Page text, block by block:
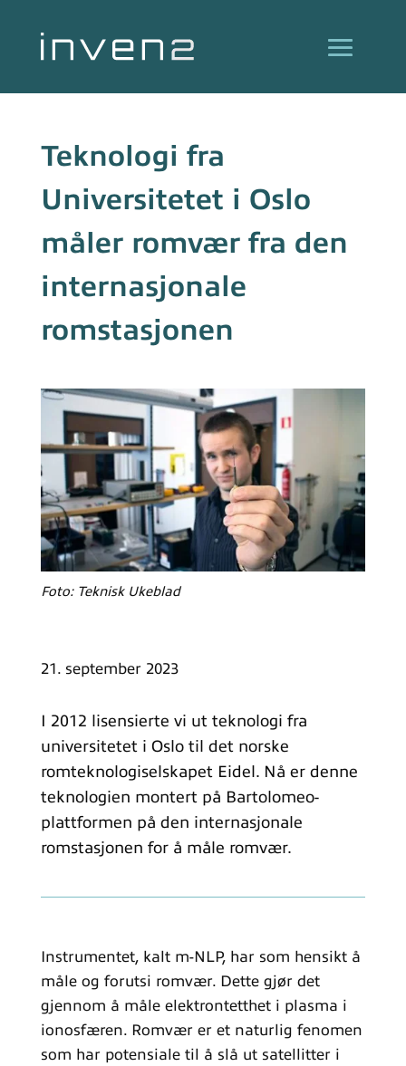
Teknologi fra
Universitetet i Oslo
måler romvær fra den
internasjonale
romstasjonen
Foto: Teknisk Ukeblad
21. september 2023
I 2012 lisensierte vi ut teknologi fra
universitetet i Oslo til det norske
romteknologiselskapet Eidel. Nå er denne
teknologien montert på Bartolomeo-
plattformen på den internasjonale
romstasjonen for å måle romvær.
Instrumentet, kalt m-NLP, har som hensikt å
måle og forutsi romvær. Dette gjør det
gjennom å måle elektrontetthet i plasma i
ionosfæren. Romvær er et naturlig fenomen
som har potensiale til å slå ut satellitter i